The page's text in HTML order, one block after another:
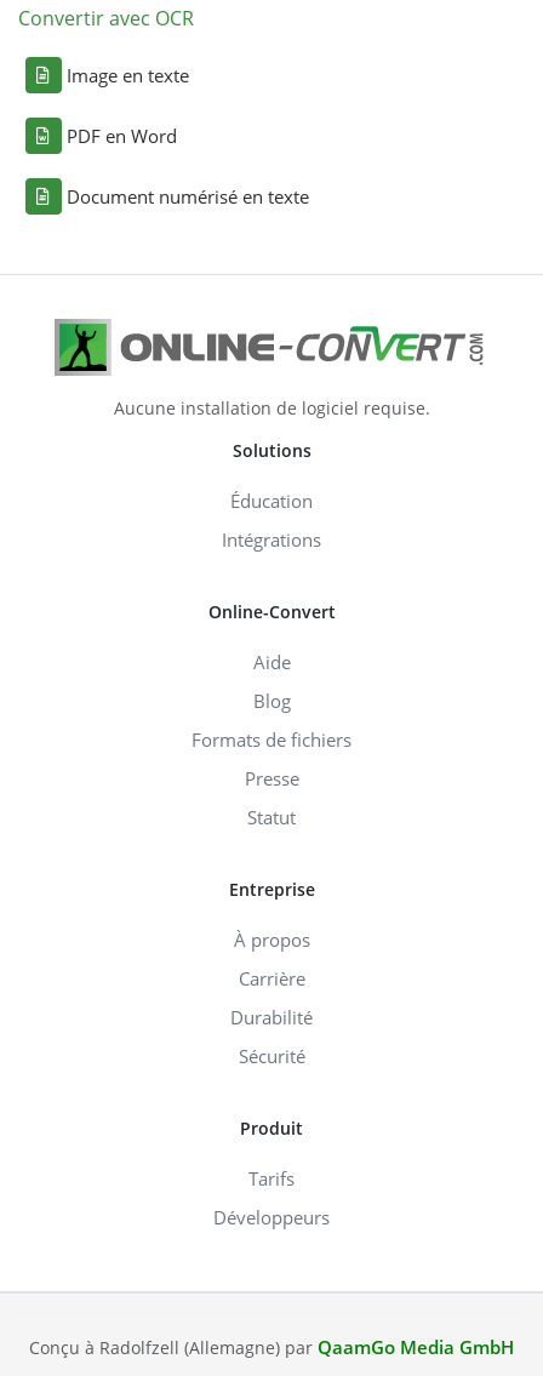
Convertir avec OCR
Image en texte
PDF en Word
Document numérisé en texte
Aucune installation de logiciel requise.
Solutions
Éducation
Intégrations
Online-Convert
Aide
Blog
Formats de fichiers
Presse
Statut
Entreprise
À propos
Carrière
Durabilité
Sécurité
Produit
Tarifs
Développeurs
Conçu à Radolfzell (Allemagne) par QaamGo Media GmbH